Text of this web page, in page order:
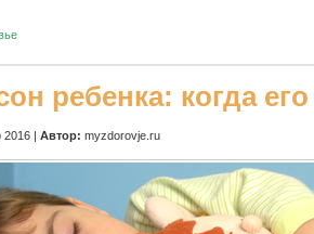
ребенка: когда
2016 | Автор: myzdorovje.ru